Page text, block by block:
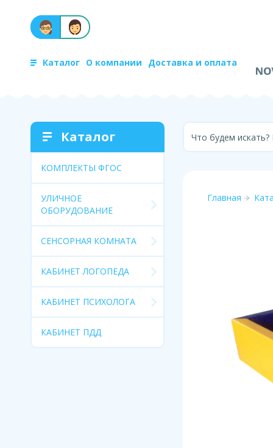
Каталог О компании Доставка и оплата
Каталог
КОМПЛЕКТЫ ФГОС
УЛИЧНОЕ
ОБОРУДОВАНИЕ
СЕНСОРНАЯ КОМНАТА
КАБИНЕТ ЛОГОПЕДА
КАБИНЕТ ПСИХОЛОГА
КАБИНЕТ ПДД
Что будем
Главная